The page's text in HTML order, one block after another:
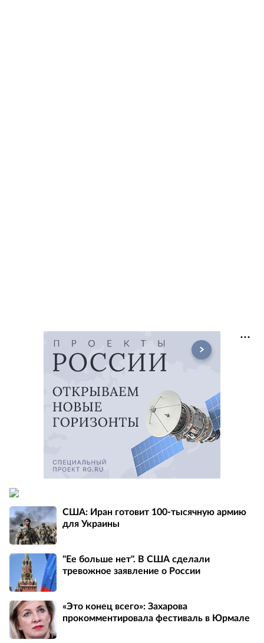
США: Иран готовит 100-тысячную армию
для Украины
"Ее больше нет". В США сделали
тревожное заявление о России
«Это конец всего»: Захарова
прокомментировала фестиваль в Юрмале